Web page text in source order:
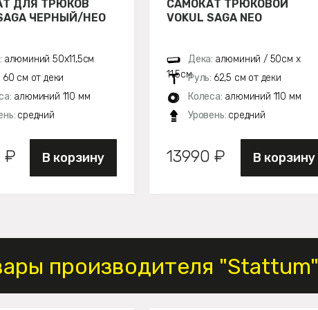
ДЛЯ ТРЮКОВ
ЧЕРНЫЙ/НЕО
алюминий 50х11,5см
60 см от деки
алюминий 110 мм
средний
₽ В корзину
САМОКАТ ТРЮКОВОЙ
VOKUL SAGA NEO
Дека: алюминий / 50см х
11,5смРуль: 62,5 см от деки
Колеса: алюминий 110 мм
Уровень: средний
13990 ₽ В корзину
производителя "Stattum"